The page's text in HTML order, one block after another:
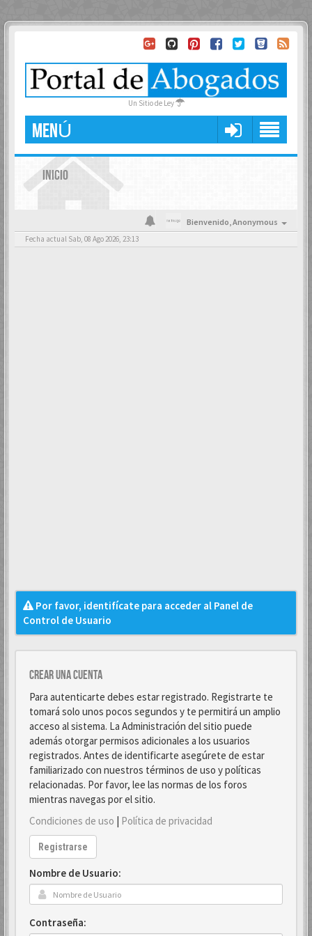
Un Sitio de Ley
MENÚ
INICIO
Bienvenido,Anonymous
Fecha actual Sab, 08 Ago 2026, 23:13
Por favor, identifícate para acceder al Panel de
Control de Usuario
Crear una cuenta
Para autenticarte debes estar registrado. Registrarte te
tomará solo unos pocos segundos y te permitirá un amplio
acceso al sistema. La Administración del sitio puede
además otorgar permisos adicionales a los usuarios
registrados. Antes de identificarte asegúrete de estar
familiarizado con nuestros términos de uso y políticas
relacionadas. Por favor, lee las normas de los foros
mientras navegas por el sitio.
Condiciones de uso | Política de privacidad
Registrarse
Nombre de Usuario:
Contraseña: